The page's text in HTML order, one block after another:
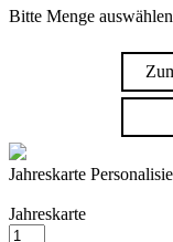
Bitte Menge auswählen
Jahreskarte
Jahreskarte